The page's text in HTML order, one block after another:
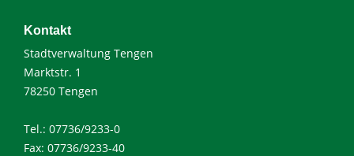
Kontakt
Stadtverwaltung Tengen
Marktstr. 1
78250 Tengen
Tel.: 07736/9233-0
Fax: 07736/9233-40